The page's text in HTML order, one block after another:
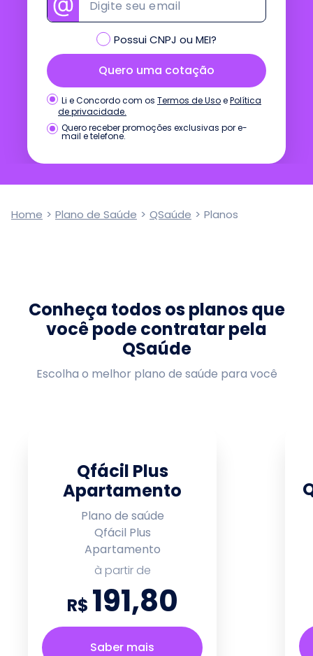
Possui CNPJ ou MEI?
Quero uma cotação
Li e Concordo com os Termos de UsoePolítica
de privacidade.
Quero receber promoções exclusivas por e-
mail e telefone.
Home > Plano de Saúde > QSaúde > Planos
Conheça todos os planos que
você pode contratar pela
QSaúde
Escolha o melhor plano de saúde para você
Qfácil Plus
Apartamento
Plano de saúde
Qfácil Plus
Apartamento
à partir de
R$ 191,80
Saber mais